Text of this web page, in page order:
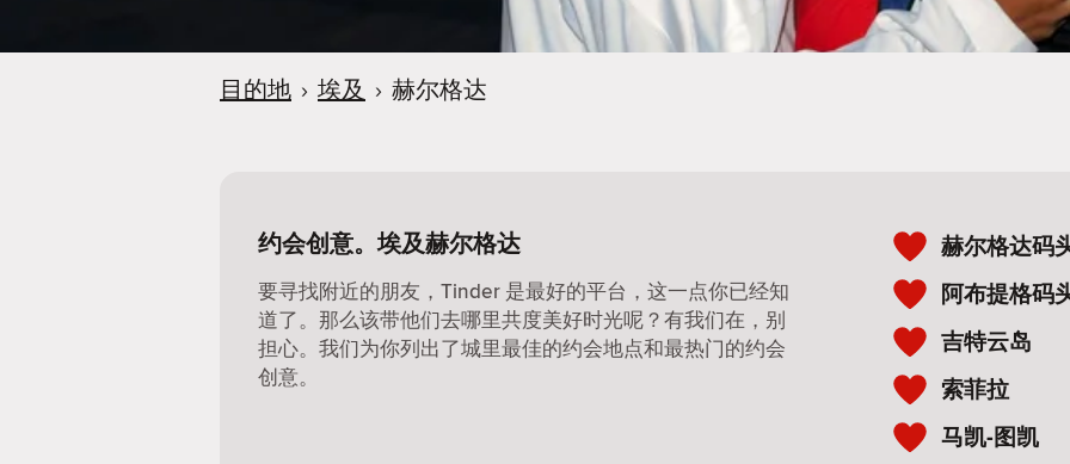
目的地 › 埃及 › 赫尔格达
约会创意。埃及赫尔格达
要寻找附近的朋友，Tinder 是最好的平台，这一点你已经知
道了。那么该带他们去哪里共度美好时光呢？有我们在，别
担心。我们为你列出了城里最佳的约会地点和最热门的约会
创意。
赫尔格达码
阿布提格码
吉特云岛
索菲拉
马凯-图凯